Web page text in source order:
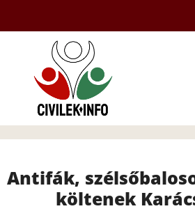
tartalomba
Antifák,
költenek